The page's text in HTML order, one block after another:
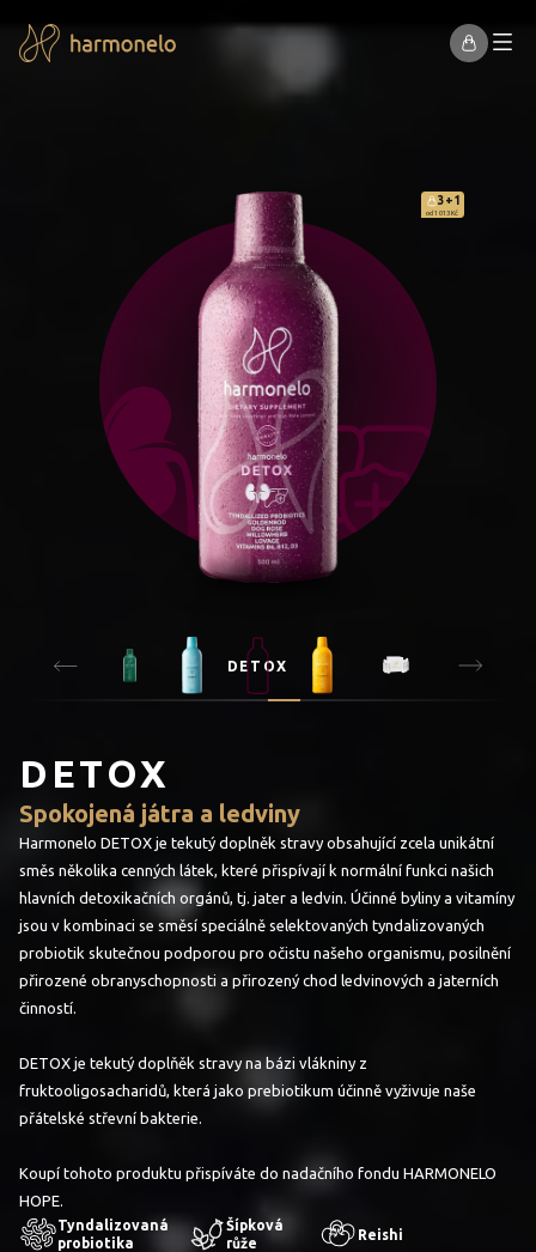
3+1
od 1 013 Kč
DETOX
DETOX
Spokojená játra a ledviny
Harmonelo DETOX je tekutý doplněk stravy obsahující zcela unikátní
směs několika cenných látek, které přispívají k normální funkci našich
hlavních detoxikačních orgánů, tj. jater a ledvin. Účinné byliny a vitamíny
jsou v kombinaci se směsí speciálně selektovaných tyndalizovaných
probiotik skutečnou podporou pro očistu našeho organismu, posilnění
přirozené obranyschopnosti a přirozený chod ledvinových a jaterních
činností.
DETOX je tekutý doplňěk stravy na bázi vlákniny z
fruktooligosacharidů, která jako prebiotikum účinně vyživuje naše
přátelské střevní bakterie.
Koupí tohoto produktu přispíváte do nadačního fondu HARMONELO
HOPE.
Tyndalizovaná
probiotika
Šípková
růže
Reishi